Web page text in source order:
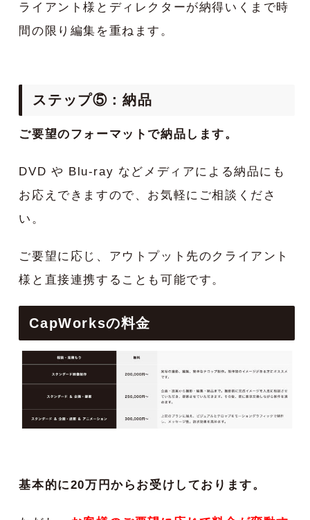
ライアント様とディレクターが納得いくまで時
間の限り編集を重ねます。
ステップ⑤：納品
ご要望のフォーマットで納品します。
DVD や Blu-ray などメディアによる納品にも
お応えできますので、お気軽にご相談くださ
い。
ご要望に応じ、アウトプット先のクライアント
様と直接連携することも可能です。
CapWorksの料金
基本的に20万円からお受けしております。